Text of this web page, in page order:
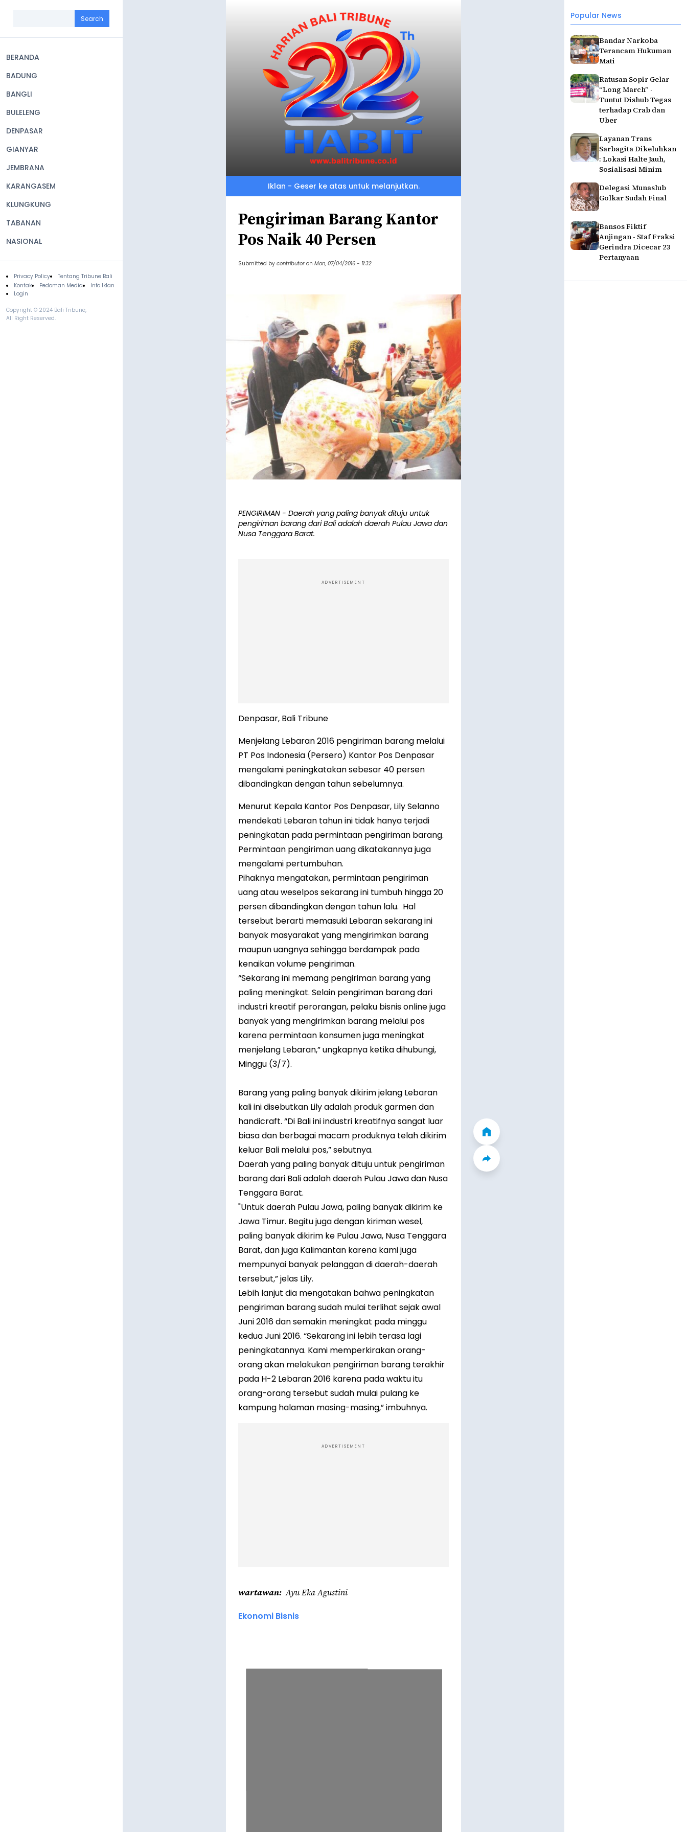
navigation
BERANDA
BADUNG
BANGLI
BULELENG
DENPASAR
GIANYAR
JEMBRANA
KARANGASEM
KLUNGKUNG
TABANAN
NASIONAL
Footer
Privacy Policy
Tentang Tribune Bali
Kontak
Pedoman Media
Info Iklan
Login
Copyright © 2024 Bali Tribune,
All Right Reserved.
Popular News
Bandar Narkoba
Terancam Hukuman
Mati
Ratusan Sopir Gelar
“Long March” -
Tuntut Dishub Tegas
terhadap Crab dan
Uber
Layanan Trans
Sarbagita Dikeluhkan
: Lokasi Halte Jauh,
Sosialisasi Minim
Delegasi Munaslub
Golkar Sudah Final
Bansos Fiktif
Anjingan - Staf Fraksi
Gerindra Dicecar 23
Pertanyaan
Iklan - Geser ke atas untuk melanjutkan.
Pengiriman Barang Kantor
Pos Naik 40 Persen
Submitted by contributor on Mon, 07/04/2016 - 11:32
PENGIRIMAN - Daerah yang paling banyak dituju untuk
pengiriman barang dari Bali adalah daerah Pulau Jawa dan
Nusa Tenggara Barat.
ADVERTISEMENT
Denpasar, Bali Tribune
Menjelang Lebaran 2016 pengiriman barang melalui
PT Pos Indonesia (Persero) Kantor Pos Denpasar
mengalami peningkatakan sebesar 40 persen
dibandingkan dengan tahun sebelumnya.
Menurut Kepala Kantor Pos Denpasar, Lily Selanno
mendekati Lebaran tahun ini tidak hanya terjadi
peningkatan pada permintaan pengiriman barang.
Permintaan pengiriman uang dikatakannya juga
mengalami pertumbuhan.
Pihaknya mengatakan, permintaan pengiriman
uang atau weselpos sekarang ini tumbuh hingga 20
persen dibandingkan dengan tahun lalu. Hal
tersebut berarti memasuki Lebaran sekarang ini
banyak masyarakat yang mengirimkan barang
maupun uangnya sehingga berdampak pada
kenaikan volume pengiriman.
“Sekarang ini memang pengiriman barang yang
paling meningkat. Selain pengiriman barang dari
industri kreatif perorangan, pelaku bisnis online juga
banyak yang mengirimkan barang melalui pos
karena permintaan konsumen juga meningkat
menjelang Lebaran,” ungkapnya ketika dihubungi,
Minggu (3/7).
Barang yang paling banyak dikirim jelang Lebaran
kali ini disebutkan Lily adalah produk garmen dan
handicraft. “Di Bali ini industri kreatifnya sangat luar
biasa dan berbagai macam produknya telah dikirim
keluar Bali melalui pos,” sebutnya.
Daerah yang paling banyak dituju untuk pengiriman
barang dari Bali adalah daerah Pulau Jawa dan Nusa
Tenggara Barat.
"Untuk daerah Pulau Jawa, paling banyak dikirim ke
Jawa Timur. Begitu juga dengan kiriman wesel,
paling banyak dikirim ke Pulau Jawa, Nusa Tenggara
Barat, dan juga Kalimantan karena kami juga
mempunyai banyak pelanggan di daerah-daerah
tersebut,” jelas Lily.
Lebih lanjut dia mengatakan bahwa peningkatan
pengiriman barang sudah mulai terlihat sejak awal
Juni 2016 dan semakin meningkat pada minggu
kedua Juni 2016. “Sekarang ini lebih terasa lagi
peningkatannya. Kami memperkirakan orang-
orang akan melakukan pengiriman barang terakhir
pada H-2 Lebaran 2016 karena pada waktu itu
orang-orang tersebut sudah mulai pulang ke
kampung halaman masing-masing,” imbuhnya.
ADVERTISEMENT
wartawan Ayu Eka Agustini
Ekonomi Bisnis